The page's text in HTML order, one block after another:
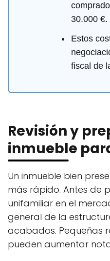
30.000 €.
Estos
fiscal de
Revisión y
inmueble
Un inmueble bien
más rápido. Antes de
unifamiliar en el
general de la
acabados. Pequeñas
pueden aumentar